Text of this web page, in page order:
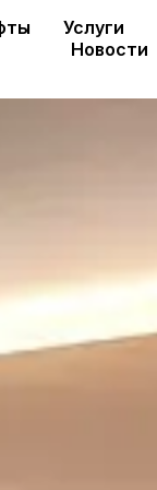
Услуги
Новости